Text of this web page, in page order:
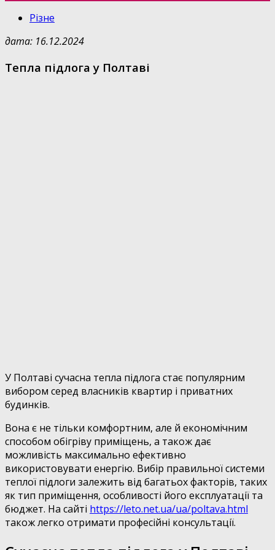
Різне
дата: 16.12.2024
Тепла підлога у Полтаві
У Полтаві сучасна тепла підлога стає популярним
вибором серед власників квартир і приватних
будинків.
Вона є не тільки комфортним, але й економічним
способом обігріву приміщень, а також дає
можливість максимально ефективно
використовувати енергію. Вибір правильної системи
теплої підлоги залежить від багатьох факторів, таких
як тип приміщення, особливості його експлуатації та
бюджет. На сайті https://leto.net.ua/ua/poltava.html
також легко отримати професійні консультації.